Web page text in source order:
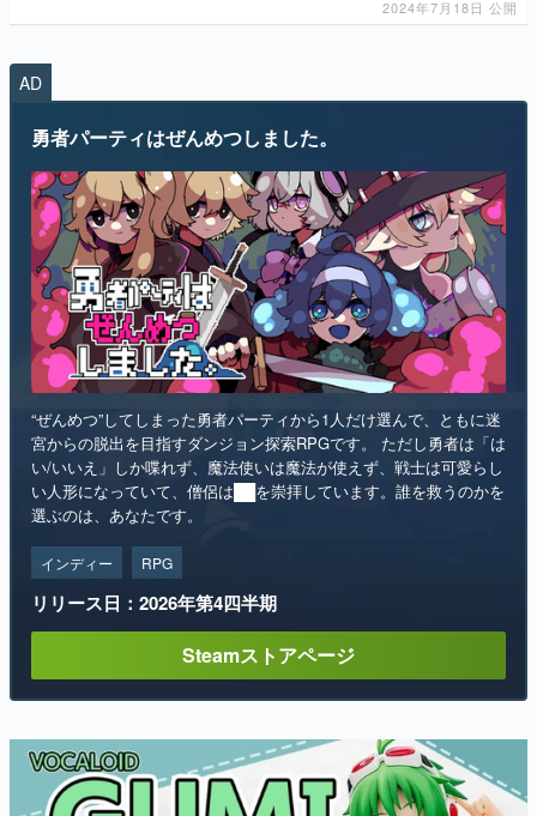
2024年7月18日 公開
AD
勇者パーティはぜんめつしました。
“ぜんめつ”してしまった勇者パーティから1人だけ選んで、ともに迷
宮からの脱出を目指すダンジョン探索RPGです。 ただし勇者は「は
い/いいえ」しか喋れず、魔法使いは魔法が使えず、戦士は可愛らし
い人形になっていて、僧侶は██を崇拝しています。誰を救うのかを
選ぶのは、あなたです。
インディー RPG
リリース日：2026年第4四半期
Steamストアページ